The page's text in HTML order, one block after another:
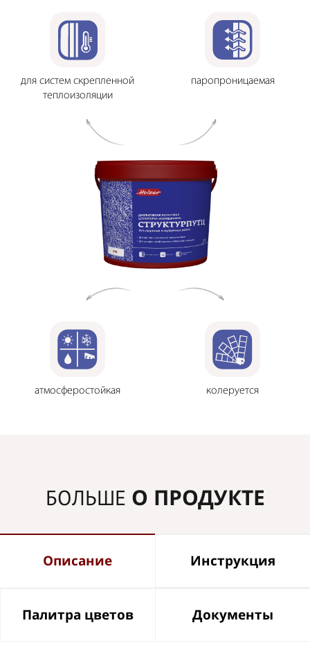
для систем скрепленной
теплоизоляции
атмосферостойкая
паропроницаемая
колеруется
БОЛЬШЕ О ПРОДУКТЕ
Описание Инструкция
Палитра цветов Документы